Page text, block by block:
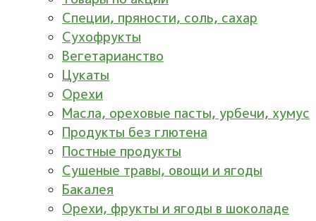
Специи, пряности, соль, сахар
Сухофрукты
Вегетарианство
Цукаты
Орехи
Масла, ореховые пасты, урбечи, хумус
Продукты без глютена
Постные продукты
Сушеные травы, овощи и ягоды
Бакалея
Орехи, фрукты и ягоды в шоколаде